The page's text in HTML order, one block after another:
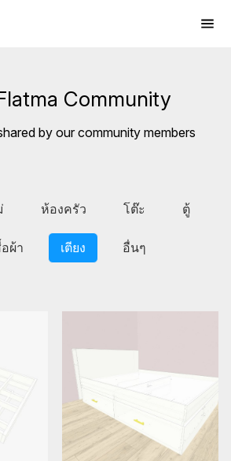
Community
by our community members
ห้องครัว โต๊ะ ตู้
ผ้า เตียง อื่นๆ